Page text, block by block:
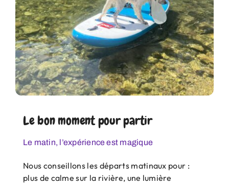
Le bon moment pour partir
Le matin, l’expérience est magique
Nous conseillons les départs matinaux pour :
plus de calme sur la rivière, une lumière